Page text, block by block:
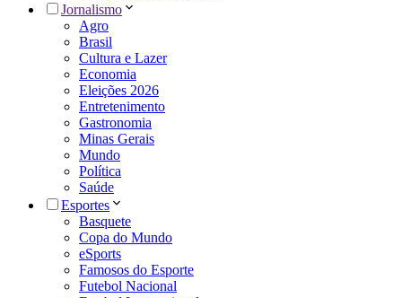
Jornalismo
Agro
Brasil
Cultura e Lazer
Economia
Eleições 2026
Entretenimento
Gastronomia
Minas Gerais
Mundo
Política
Saúde
Esportes
Basquete
Copa do Mundo
eSports
Famosos do Esporte
Futebol Nacional